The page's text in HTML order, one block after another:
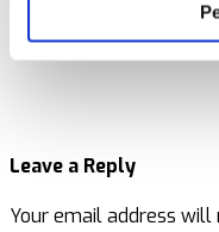
Leave a Reply
Your email address will